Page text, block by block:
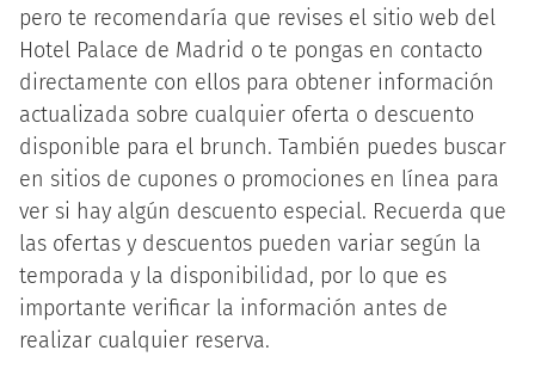
pero te recomendaría que revises el sitio web del
Hotel Palace de Madrid o te pongas en contacto
directamente con ellos para obtener información
actualizada sobre cualquier oferta o descuento
disponible para el brunch. También puedes buscar
en sitios de cupones o promociones en línea para
ver si hay algún descuento especial. Recuerda que
las ofertas y descuentos pueden variar según la
temporada y la disponibilidad, por lo que es
importante verificar la información antes de
realizar cualquier reserva.